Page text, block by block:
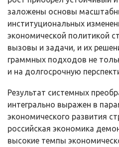
заложены основы
институциональных
экономической политикой
вызовы и задачи, и их
граммных подходов не
и на долгосрочную
Результат системных
интегрально выражен в
экономического развития
рос­сийская экономика
высокие темпы